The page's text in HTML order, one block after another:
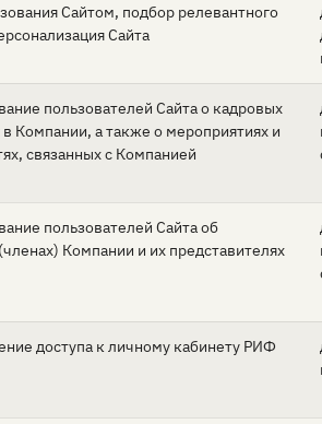
Сайтом, подбор релевантного
Сайта
пользователей Сайта о кадровых
Компании, а также о мероприятиях и
связанных с Компанией
пользователей Сайта об
Компании и их представителях
доступа к личному кабинету РИФ